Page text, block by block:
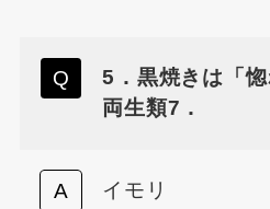
5．黒焼きは「
両生類7．
イモリ